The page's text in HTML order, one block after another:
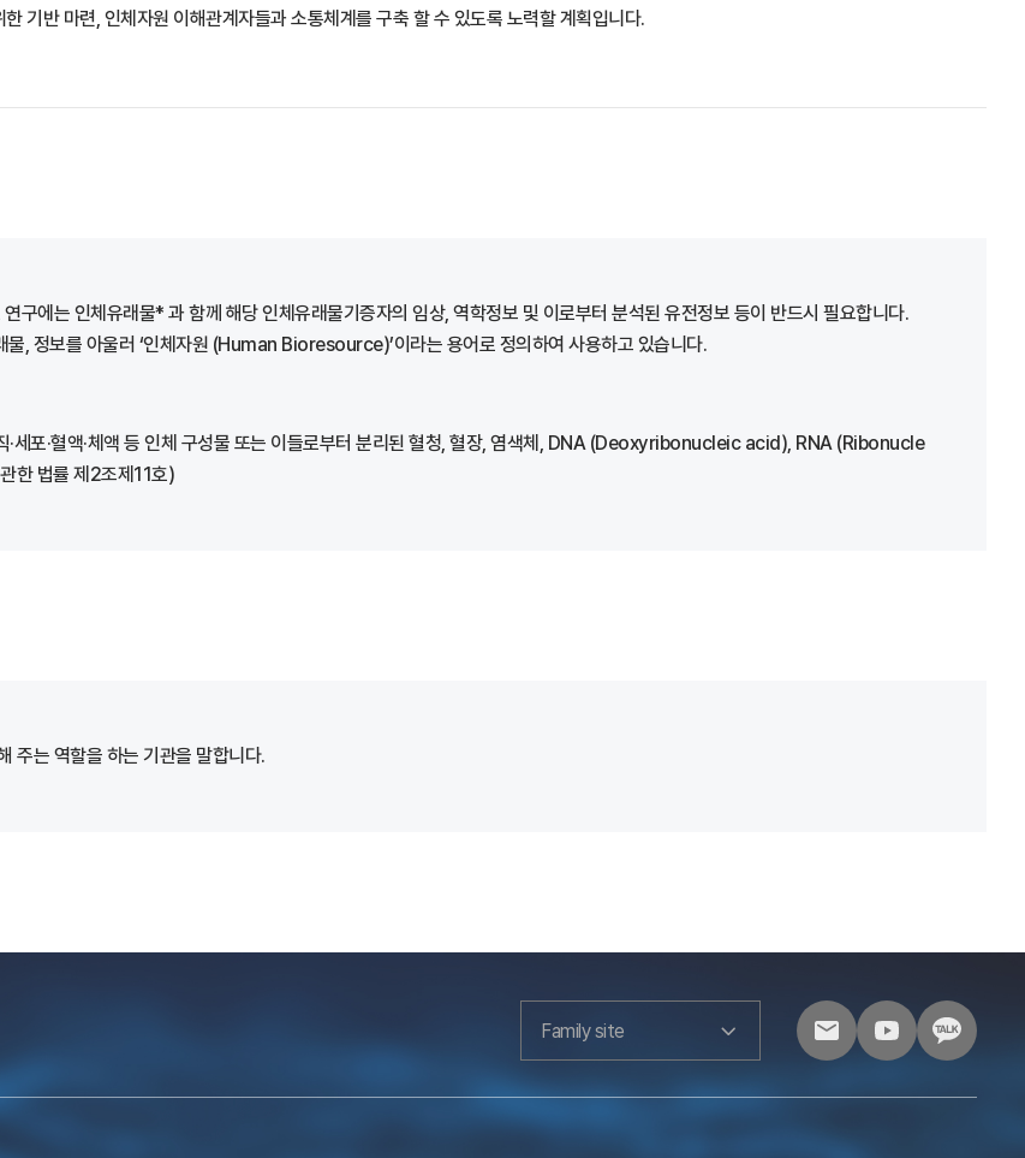
기반 마련, 인체자원 이해관계자들과 소통체계를 구축 할 수 있도록 노력할 계획입니다.
구에는 인체유래물* 과 함께 해당 인체유래물기증자의 임상, 역학정보 및 이로부터 분석된 유전정보 등이 반드시 필요합니다.
, 정보를 아울러 ‘인체자원 (Human Bioresource)’이라는 용어로 정의하여 사용하고 있습니다.
·세포·혈액·체액 등 인체 구성물 또는 이들로부터 분리된 혈청, 혈장, 염색체, DNA (Deoxyribonucleic acid), RNA (Ribonucle
한 법률 제2조제11호)
주는 역할을 하는 기관을 말합니다.
Family site